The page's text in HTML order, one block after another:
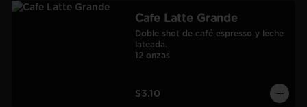
Cafe Latte Grande
Doble shot de café espresso y leche
lateada.
12 onzas
$3.10